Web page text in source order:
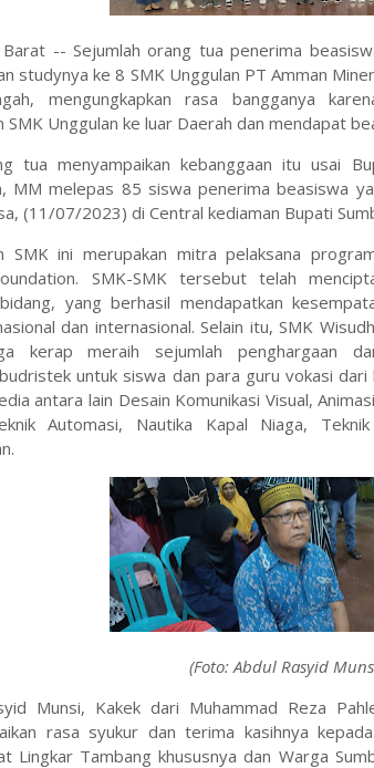
Barat -- Sejumlah orang tua penerima
studynya ke 8 SMK Unggulan PT Amman
mengungkapkan rasa bangganya
SMK Unggulan ke luar Daerah dan mendapat
tua menyampaikan kebanggaan itu usai
MM melepas 85 siswa penerima beasiswa
(11/07/2023) di Central kediaman Bupati
SMK ini merupakan mitra pelaksana
SMK-SMK tersebut telah
yang berhasil mendapatkan
dan internasional. Selain itu, SMK
kerap meraih sejumlah penghargaan
untuk siswa dan para guru vokasi
antara lain Desain Komunikasi Visual,
Automasi, Nautika Kapal Niaga,
(Foto: Abdul Rasyid
Munsi, Kakek dari Muhammad Reza
rasa syukur dan terima kasihnya
Lingkar Tambang khususnya dan Warga